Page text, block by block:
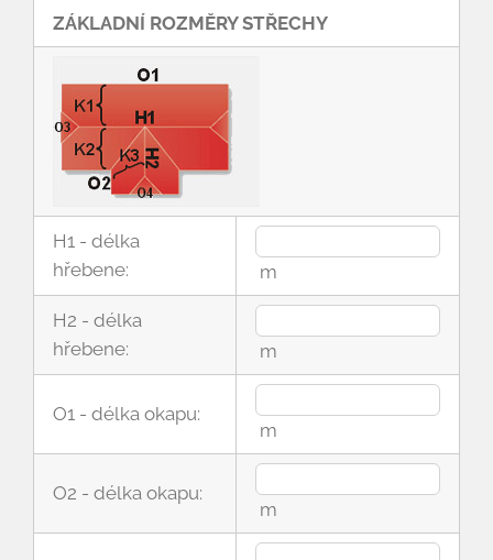
ZÁKLADNÍ ROZMĚRY STŘECHY
H1 - délka
hřebene:
m
H2 - délka
hřebene:
m
O1 - délka okapu:
m
O2 - délka okapu:
m